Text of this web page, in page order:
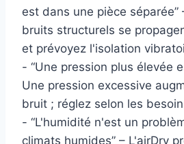
est dans une pièce séparée”
bruits structurels se
et prévoyez l'isolation
- “Une pression plus élevée
Une pression excessive
bruit ; réglez selon les
- “L'humidité n'est un
climats humides” – L'airDry